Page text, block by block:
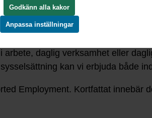
daglig verksamhet eller
kan vi erbjuda både
Employment. Kortfattat innebär
Godkänn alla kakor
Anpassa inställningar